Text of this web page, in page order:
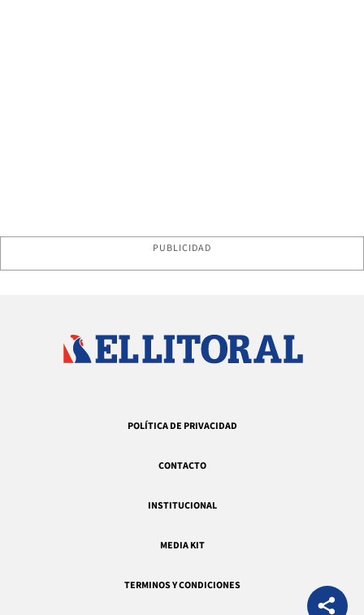
PUBLICIDAD
POLÍTICA DE PRIVACIDAD
CONTACTO
INSTITUCIONAL
MEDIA KIT
TERMINOS Y CONDICIONES